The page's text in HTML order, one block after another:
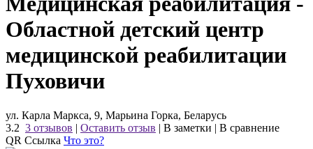
Областной детский центр
медицинской реабилитации
Пуховичи
ул. Карла Маркса, 9, Марьина Горка, Беларусь
3.2 3 отзывов | Оставить отзыв | В заметки | В сравнение
QR Ссылка Что это?